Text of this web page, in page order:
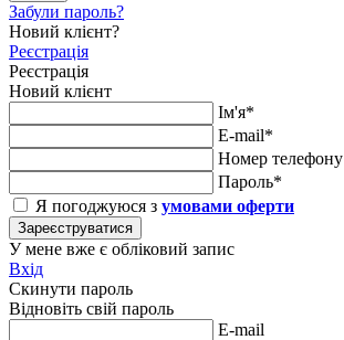
Забули пароль?
Новий клієнт?
Реєстрація
Реєстрація
Новий клієнт
Ім'я*
E-mail*
Номер телефону
Пароль*
Я погоджуюся з умовами оферти
Зареєструватися
У мене вже є обліковий запис
Вхід
Скинути пароль
Відновіть свій пароль
E-mail